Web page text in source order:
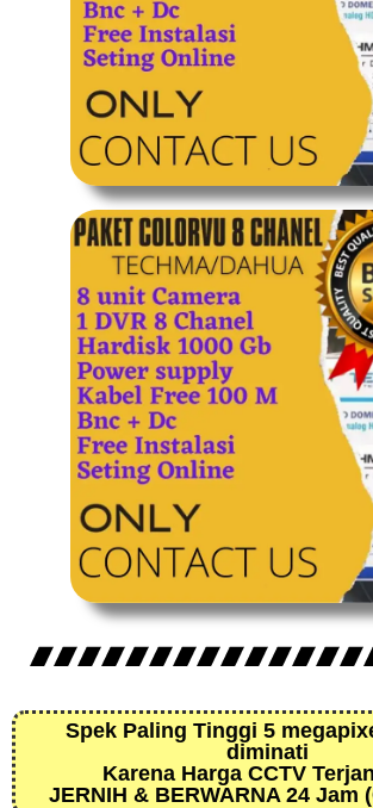
Spek Paling Tinggi 5
diminati
Karena Harga CCTV
JERNIH & BERWARNA 24 Jam